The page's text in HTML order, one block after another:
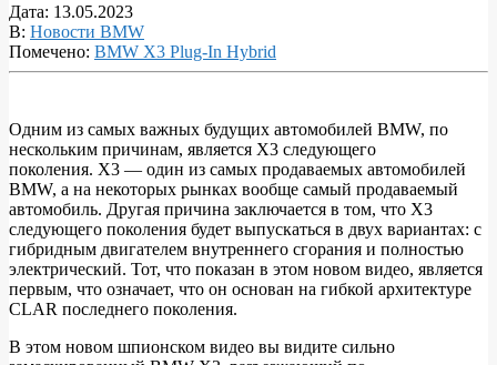
Дата: 13.05.2023
В: Новости BMW
Помечено: BMW X3 Plug-In Hybrid
ШПИОН:
BMW
X3
Plug-
In
Hybrid
следующего
Одним из самых важных будущих автомобилей BMW, по
нескольким причинам, является X3 следующего
поколения. X3 — один из самых продаваемых автомобилей
BMW, а на некоторых рынках вообще самый продаваемый
автомобиль. Другая причина заключается в том, что X3
следующего поколения будет выпускаться в двух вариантах: с
гибридным двигателем внутреннего сгорания и полностью
электрический. Тот, что показан в этом новом видео, является
первым, что означает, что он основан на гибкой архитектуре
CLAR последнего поколения.
В этом новом шпионском видео вы видите сильно